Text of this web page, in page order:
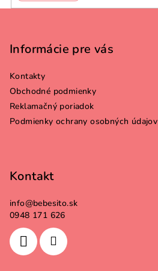
Informácie pre vás
Kontakty
Obchodné podmienky
Reklamačný poriadok
Podmienky ochrany osobných údajov
Kontakt
info@bebesito.sk
0948 171 626